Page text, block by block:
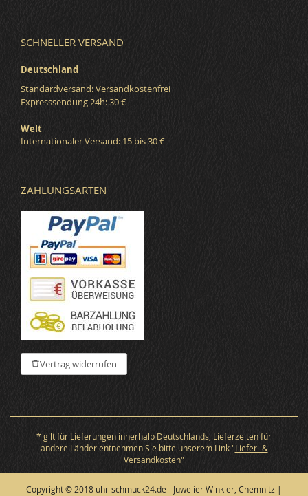
SCHNELLER VERSAND
Deutschland
Standardversand: Versandkostenfrei
Expresssendung 24h: 30 €
Welt
Internationaler Versand: 15 bis 30 €
ZAHLUNGSARTEN
Vertrag widerrufen
* gilt für Lieferungen innerhalb Deutschlands, Lieferzeiten für
andere Länder entnehmen Sie bitte unserem Link "Liefer- &
Versandkosten"
Copyright © 2018 uhr-schmuck24.de - Juwelier Winkler, Chemnitz |